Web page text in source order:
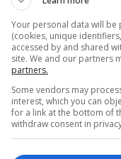
μας στα
monopoli.gr στην
Your personal data will
(cookies, unique
accessed by and shared
site. We and our partners
partners.
Some vendors may
interest, which you can
for a link at the bottom of
withdraw consent in